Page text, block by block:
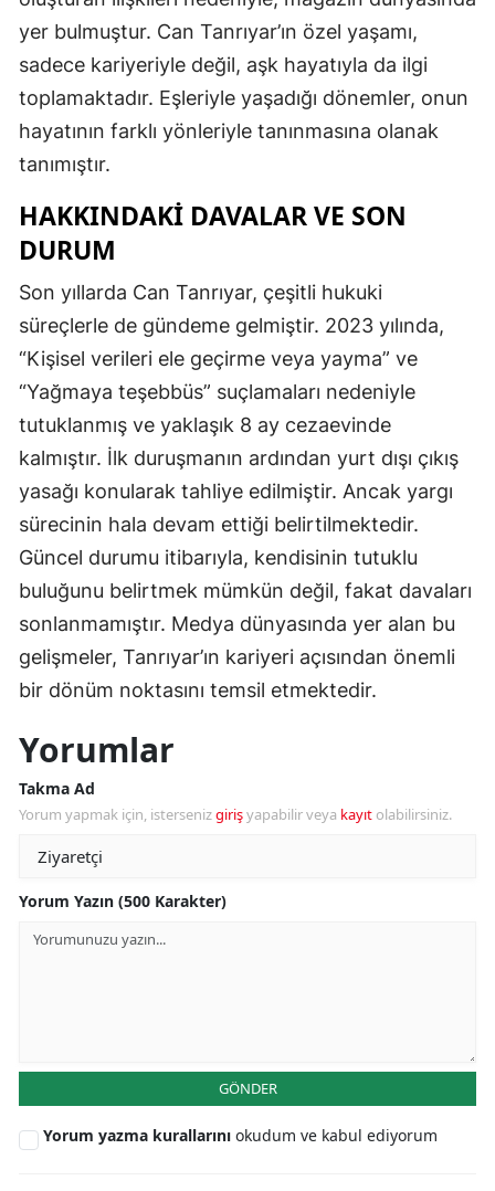
yer bulmuştur. Can Tanrıyar’ın özel yaşamı,
sadece kariyeriyle değil, aşk hayatıyla da ilgi
toplamaktadır. Eşleriyle yaşadığı dönemler, onun
hayatının farklı yönleriyle tanınmasına olanak
tanımıştır.
HAKKINDAKI DAVALAR VE SON
DURUM
Son yıllarda Can Tanrıyar, çeşitli hukuki
süreçlerle de gündeme gelmiştir. 2023 yılında,
“Kişisel verileri ele geçirme veya yayma” ve
“Yağmaya teşebbüs” suçlamaları nedeniyle
tutuklanmış ve yaklaşık 8 ay cezaevinde
kalmıştır. İlk duruşmanın ardından yurt dışı çıkış
yasağı konularak tahliye edilmiştir. Ancak yargı
sürecinin hala devam ettiği belirtilmektedir.
Güncel durumu itibarıyla, kendisinin tutuklu
buluğunu belirtmek mümkün değil, fakat davaları
sonlanmamıştır. Medya dünyasında yer alan bu
gelişmeler, Tanrıyar’ın kariyeri açısından önemli
bir dönüm noktasını temsil etmektedir.
Yorumlar
Takma Ad
Yorum yapmak için, istersenizgirişyapabilir veya kayıt olabilirsiniz.
Yorum Yazın (500 Karakter)
GÖNDER
Yorum yazma kurallarını okudum ve kabul ediyorum